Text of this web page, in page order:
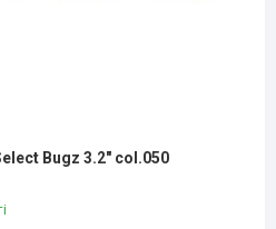
Bugz 3.2" col.050